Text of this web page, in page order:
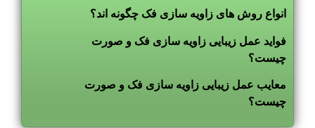
انواع روش های زاویه سازی فک چگونه اند؟
فواید عمل زیبایی زاویه سازی فک و صورت
چیست؟
معایب عمل زیبایی زاویه سازی فک و صورت
چیست؟